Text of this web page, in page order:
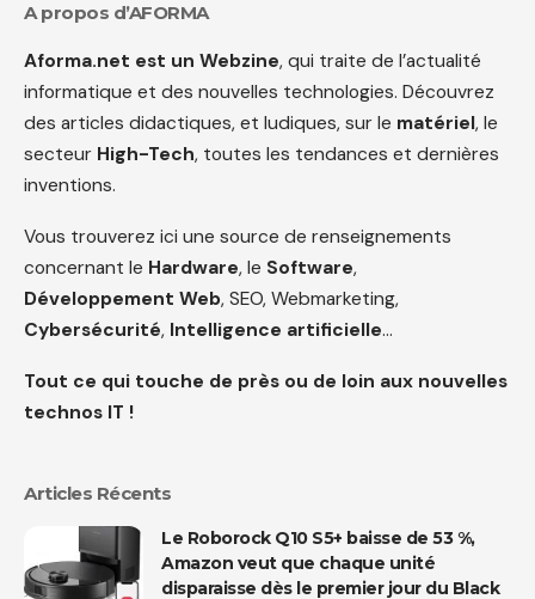
A propos d’AFORMA
Aforma.net est un Webzine, qui traite de l’actualité
informatique et des nouvelles technologies. Découvrez
des articles didactiques, et ludiques, sur le matériel, le
secteur High-Tech, toutes les tendances et dernières
inventions.
Vous trouverez ici une source de renseignements
concernant le Hardware, le Software,
Développement Web, SEO, Webmarketing,
Cybersécurité, Intelligence artificielle…
Tout ce qui touche de près ou de loin aux nouvelles
technos IT !
Articles Récents
Le Roborock Q10 S5+ baisse de 53 %,
Amazon veut que chaque unité
disparaisse dès le premier jour du Black